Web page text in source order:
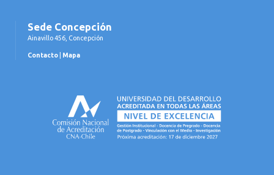
Sede Concepción
Ainavillo 456, Concepción
Contacto Mapa